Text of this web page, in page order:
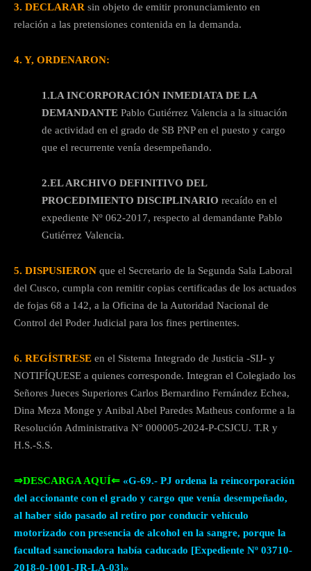
3. DECLARAR sin objeto de emitir pronunciamiento en
relación a las pretensiones contenida en la demanda.
4. Y, ORDENARON:
1.LA INCORPORACIÓN INMEDIATA DE LA
DEMANDANTE Pablo Gutiérrez Valencia a la situación
de actividad en el grado de SB PNP en el puesto y cargo
que el recurrente venía desempeñando.
2.EL ARCHIVO DEFINITIVO DEL
PROCEDIMIENTO DISCIPLINARIO recaído en el
expediente Nº 062-2017, respecto al demandante Pablo
Gutiérrez Valencia.
5. DISPUSIERON que el Secretario de la Segunda Sala Laboral
del Cusco, cumpla con remitir copias certificadas de los actuados
de fojas 68 a 142, a la Oficina de la Autoridad Nacional de
Control del Poder Judicial para los fines pertinentes.
6. REGÍSTRESE en el Sistema Integrado de Justicia -SIJ- y
NOTIFÍQUESE a quienes corresponde. Integran el Colegiado los
Señores Jueces Superiores Carlos Bernardino Fernández Echea,
Dina Meza Monge y Anibal Abel Paredes Matheus conforme a la
Resolución Administrativa N° 000005-2024-P-CSJCU. T.R y
H.S.-S.S.
⇒DESCARGA AQUÍ⇐ «G-69.- PJ ordena la reincorporación
del accionante con el grado y cargo que venía desempeñado,
al haber sido pasado al retiro por conducir vehículo
motorizado con presencia de alcohol en la sangre, porque la
facultad sancionadora había caducado [Expediente Nº 03710-
2018-0-1001-JR-LA-03]»